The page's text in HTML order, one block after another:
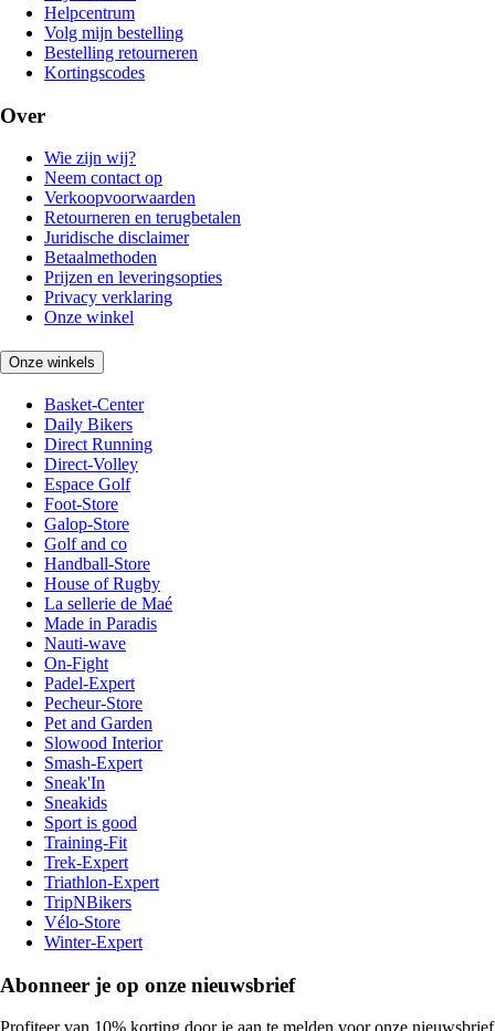
Helpcentrum
Volg mijn bestelling
Bestelling retourneren
Kortingscodes
Over
Wie zijn wij?
Neem contact op
Verkoopvoorwaarden
Retourneren en terugbetalen
Juridische disclaimer
Betaalmethoden
Prijzen en leveringsopties
Privacy verklaring
Onze winkel
Onze winkels
Basket-Center
Daily Bikers
Direct Running
Direct-Volley
Espace Golf
Foot-Store
Galop-Store
Golf and co
Handball-Store
House of Rugby
La sellerie de Maé
Made in Paradis
Nauti-wave
On-Fight
Padel-Expert
Pecheur-Store
Pet and Garden
Slowood Interior
Smash-Expert
Sneak'In
Sneakids
Sport is good
Training-Fit
Trek-Expert
Triathlon-Expert
TripNBikers
Vélo-Store
Winter-Expert
Abonneer je op onze nieuwsbrief